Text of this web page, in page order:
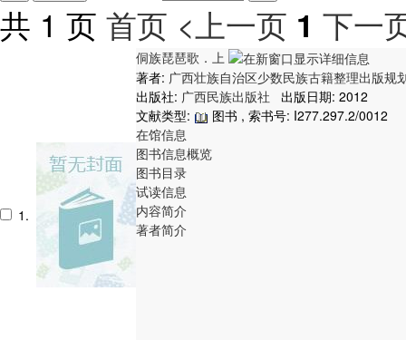
共 1 页 首页 <上一页 1 下一
1.
侗族琵琶歌．上
著者: 广西壮族自治区少数民族古籍整理出版规
出版社: 广西民族出版社
出版日期: 2012
文献类型:
图书 , 索书号: I277.297.2/0012
在馆信息
图书信息概览
图书目录
试读信息
内容简介
著者简介